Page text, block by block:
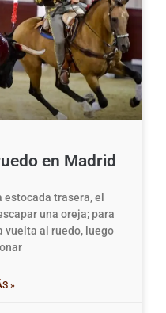
en Madrid
trasera, el
una oreja; para
vuelta al ruedo, luego
»